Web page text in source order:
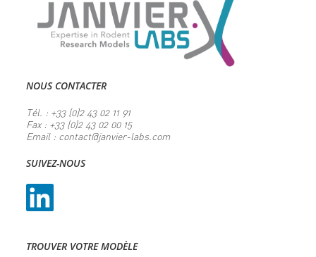
NOUS CONTACTER
Tél. : +33 (0)2 43 02 11 91
Fax : +33 (0)2 43 02 00 15
Email : contact@janvier-labs.com
SUIVEZ-NOUS
TROUVER VOTRE MODÈLE